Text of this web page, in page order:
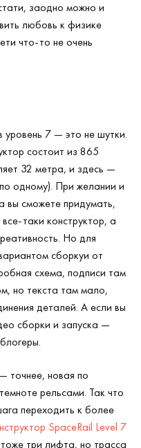
заодно можно и
любовь к физике
что-то не очень
7 — это не шутки.
состоит из 865
32 метра, и здесь —
одному). При желании и
вы сможете придумать,
таки конструктор, а
Но для
сборкуи от
схема, подписи там
но текста там мало,
деталей. А если вы
сборки и запуска —
точнее, новая по
рельсами. Так что
переходить к более
SpaceRail Level 7
три лифта, но трасса